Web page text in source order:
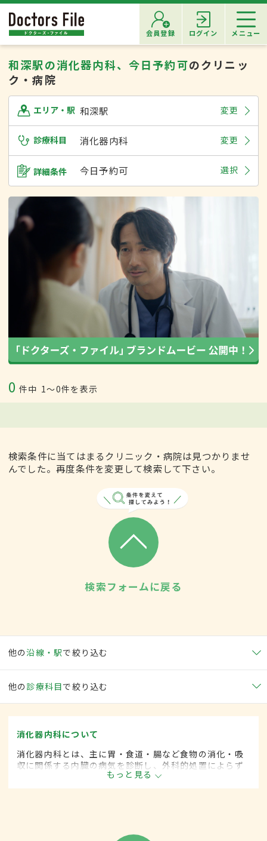
会員登録 ログイン メニュー
和深駅の消化器内科、今日予約可のクリニッ
ク・病院
エリア・駅 和深駅 変更
診療科目 消化器内科 変更
詳細条件 今日予約可 選択
0 件中 1〜0件を表示
検索条件に当てはまるクリニック・病院は見つかりませ
んでした。再度条件を変更して検索して下さい。
検索フォームに戻る
他の沿線・駅で絞り込む
他の 診療科目で絞り込む
消化器内科について
消化器内科とは、主に胃・食道・腸など食物の消化・吸
収に関係する内臓の病気を診断し、外科的処置によらず
に治療する内科の一領域です。平成20年4月の制度改正
前は、消化器科と呼ばれていました。
もっと見る